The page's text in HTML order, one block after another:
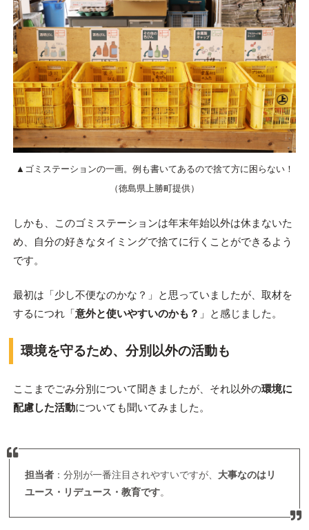
▲ゴミステーションの一画。例も書いてあるので捨て方に困らない！
（徳島県上勝町提供）
しかも、このゴミステーションは年末年始以外は休まないた
め、自分の好きなタイミングで捨てに行くことができるよう
です。
最初は「少し不便なのかな？」と思っていましたが、取材を
するにつれ「意外と使いやすいのかも？ 」と感じました。
環境を守るため、分別以外の活動も
ここまでごみ分別について聞きましたが、それ以外の環境に
配慮した活動についても聞いてみました。
担当者 ：分別が一番注目されやすいですが、 大事なのはリ
ユース・リデュース・教育です。